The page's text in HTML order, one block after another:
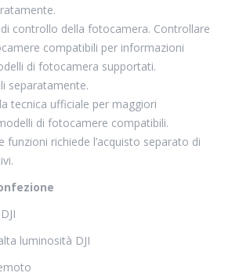
di controllo della fotocamera. Controllare
compatibili per informazioni
di fotocamera supportati.
separatamente.
tecnica ufficiale per maggiori
di fotocamere compatibili.
funzioni richiede l’acquisto separato di
luminosità DJI